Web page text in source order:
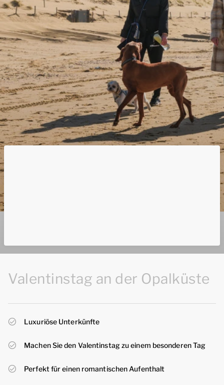
Valentinstag an der Opalküste
Luxuriöse Unterkünfte
Machen Sie den Valentinstag zu einem besonderen Tag
Perfekt für einen romantischen Aufenthalt